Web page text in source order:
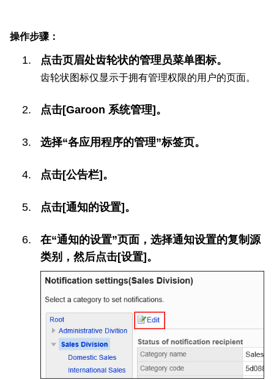
操作步骤：
点击页眉处齿轮状的管理员菜单图标。
齿轮状图标仅显示于拥有管理权限的用户的页面。
点击[Garoon 系统管理]。
选择“各应用程序的管理”标签页。
点击[公告栏]。
点击[通知的设置]。
在“通知的设置”页面，选择通知设置的复制源
类别，然后点击[设置]。